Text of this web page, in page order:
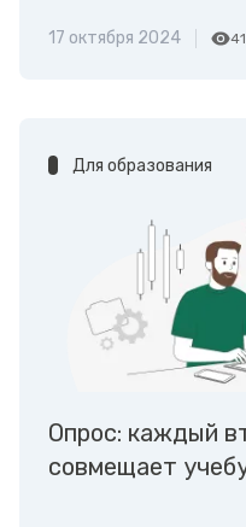
17 октября 2024
Для образования
Опрос: каждый
совмещает